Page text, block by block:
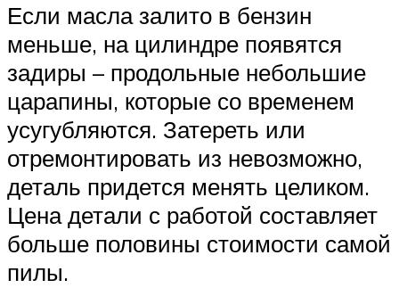
Если масла залито в бензин
меньше, на цилиндре появятся
задиры – продольные небольшие
царапины, которые со временем
усугубляются. Затереть или
отремонтировать из невозможно,
деталь придется менять целиком.
Цена детали с работой составляет
больше половины стоимости самой
пилы.